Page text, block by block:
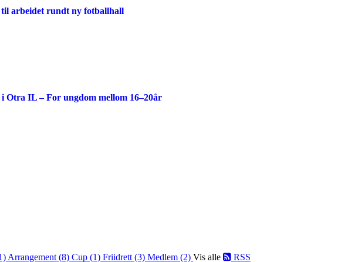
arbeidet rundt ny fotballhall
i Otra IL – For ungdom mellom 16–20år
Arrangement (8) Cup (1) Friidrett (3) Medlem (2) Vis alle RSS